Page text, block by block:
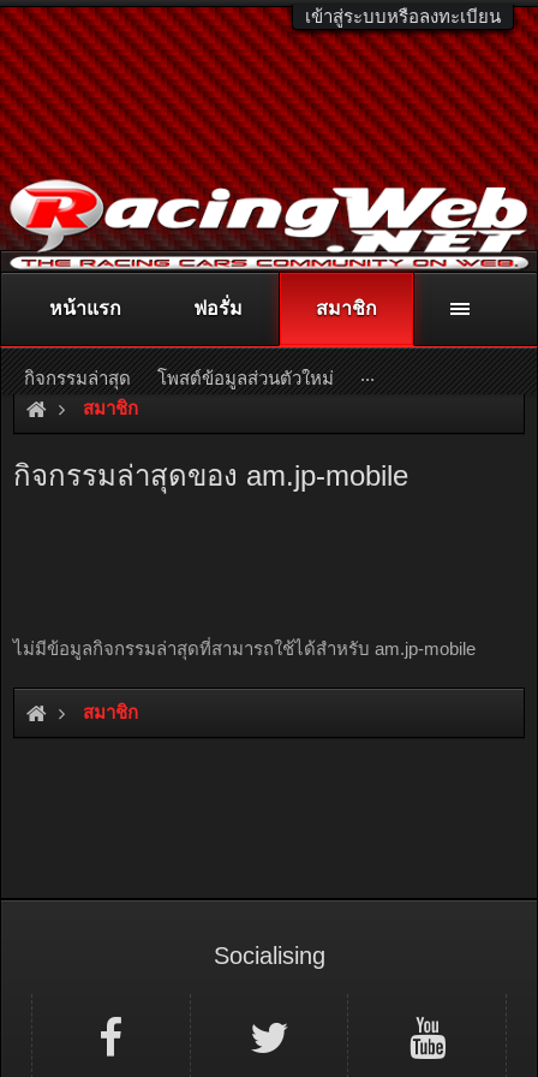
เข้าสู่ระบบหรือลงทะเบียน
ติดต่อลงโฆษณา racingweb@gmail.comหรือโทร. 081-811-1138
หรืออ่านรายละเอียดเพิ่มเติม คลิกที่นี่
สมาชิก
กิจกรรมล่าสุดของ am.jp-mobile
ไม่มีข้อมูลกิจกรรมล่าสุดที่สามารถใช้ได้สำหรับ am.jp-mobile
สมาชิก
หน้าแรก ฟอรั่ม สมาชิก
กิจกรรมล่าสุด โพสต์ข้อมูลส่วนตัวใหม่ ...
Socialising